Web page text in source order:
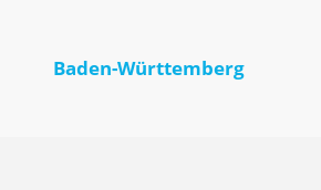
Baden-Württemberg